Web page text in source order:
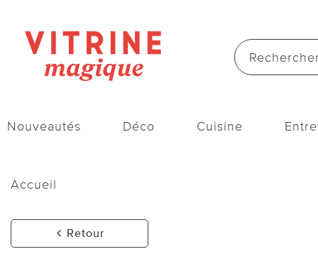
Nouveautés Déco Cuisine
Accueil
Retour